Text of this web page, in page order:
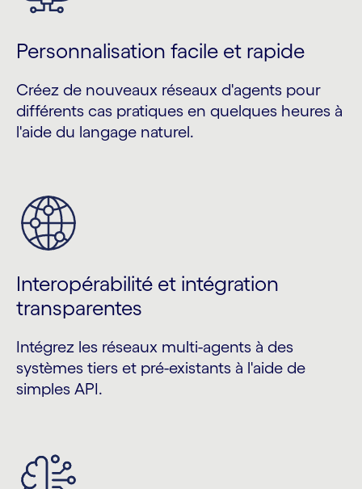
Personnalisation facile et rapide
Créez de nouveaux réseaux d'agents pour
différents cas pratiques en quelques heures à
l'aide du langage naturel.
Interopérabilité et intégration
transparentes
Intégrez les réseaux multi-agents à des
systèmes tiers et pré-existants à l'aide de
simples API.